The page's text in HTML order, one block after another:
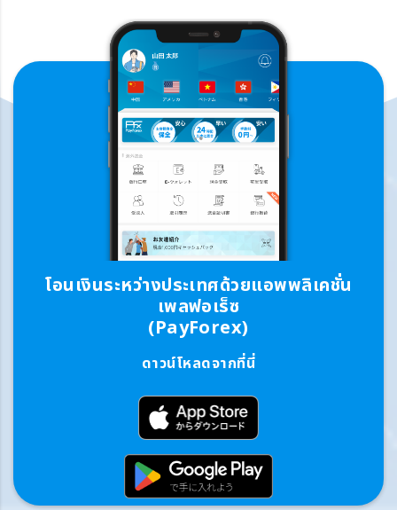
โอนเงินระหว่างประเทศด้วยแอพพลิเคชั่น
เพลฟอเร็ซ
(PayForex)
ดาวน์โหลดจากที่นี่